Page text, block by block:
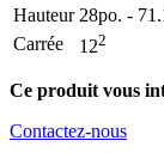
Hauteur 28po. -
Carrée
122
Ce produit vous
Contactez-nous